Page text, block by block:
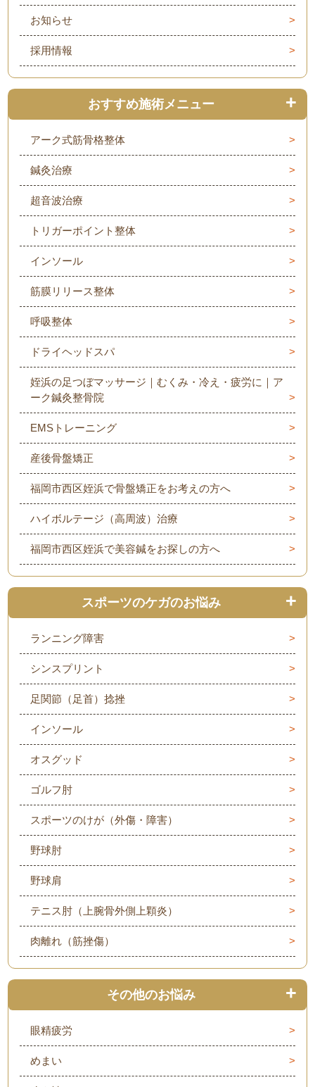
お知らせ
採用情報
おすすめ施術メニュー
アーク式筋骨格整体
鍼灸治療
超音波治療
トリガーポイント整体
インソール
筋膜リリース整体
呼吸整体
ドライヘッドスパ
姪浜の足つぼマッサージ｜むくみ・冷え・疲労に｜ア
ーク鍼灸整骨院
EMSトレーニング
産後骨盤矯正
福岡市西区姪浜で骨盤矯正をお考えの方へ
ハイボルテージ（高周波）治療
福岡市西区姪浜で美容鍼をお探しの方へ
スポーツのケガのお悩み
ランニング障害
シンスプリント
足関節（足首）捻挫
インソール
オスグッド
ゴルフ肘
スポーツのけが（外傷・障害）
野球肘
野球肩
テニス肘（上腕骨外側上顆炎）
肉離れ（筋挫傷）
その他のお悩み
眼精疲労
めまい